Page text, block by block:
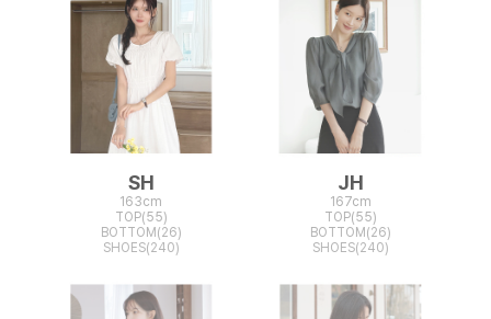
SH
163cm
TOP(55)
BOTTOM(26)
SHOES(240)
JH
167cm
TOP(55)
BOTTOM(26)
SHOES(240)